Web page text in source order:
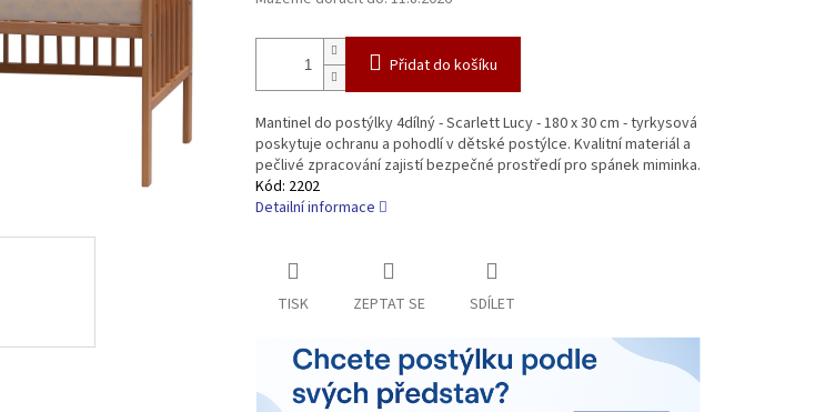
Přidat do košíku
Mantinel do postýlky 4dílný - Scarlett Lucy - 180 x 30 cm - tyrkysová
poskytuje ochranu a pohodlí v dětské postýlce. Kvalitní materiál a
pečlivé zpracování zajistí bezpečné prostředí pro spánek miminka.
Kód: 2202
Detailní informace
TISK ZEPTAT SE SDÍLET